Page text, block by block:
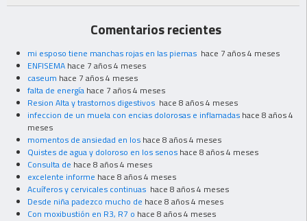
Comentarios recientes
mi esposo tiene manchas rojas en las piernas hace 7 años 4 meses
ENFISEMA hace 7 años 4 meses
caseum hace 7 años 4 meses
falta de energía hace 7 años 4 meses
Resion Alta y trastornos digestivos hace 8 años 4 meses
infeccion de un muela con encias dolorosas e inflamadas hace 8 años 4
meses
momentos de ansiedad en los hace 8 años 4 meses
Quistes de agua y doloroso en los senos hace 8 años 4 meses
Consulta de hace 8 años 4 meses
excelente informe hace 8 años 4 meses
Acuíferos y cervicales continuas hace 8 años 4 meses
Desde niña padezco mucho de hace 8 años 4 meses
Con moxibustión en R3, R7 o hace 8 años 4 meses